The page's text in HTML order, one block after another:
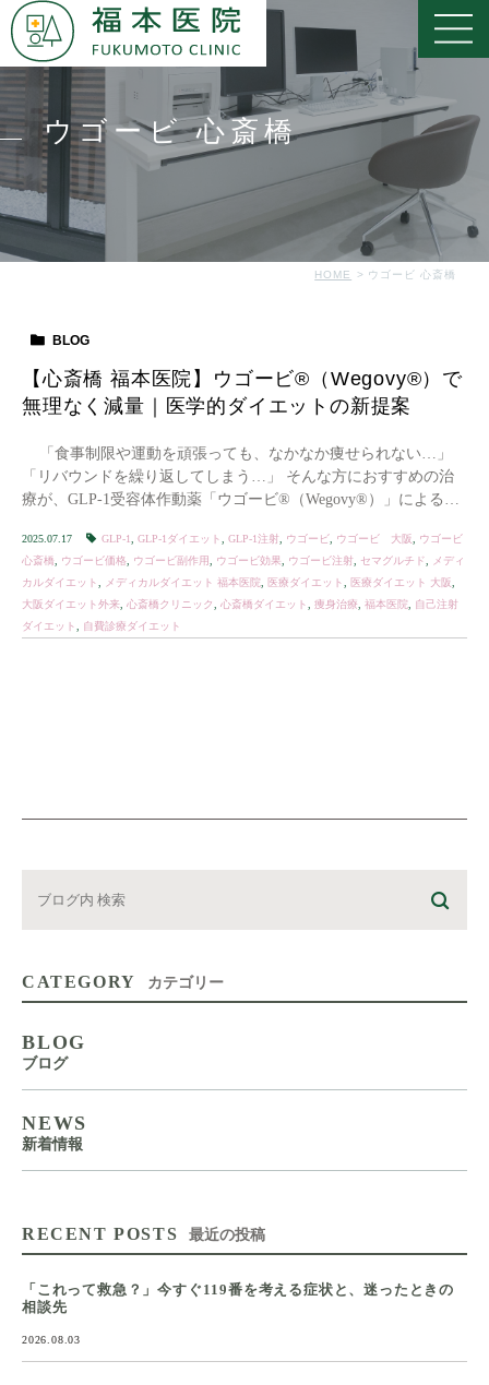
ウゴービ 心斎橋
HOME ウゴービ 心斎橋
BLOG
【心斎橋 福本医院】ウゴービ®（Wegovy®）で
無理なく減量｜医学的ダイエットの新提案
「食事制限や運動を頑張っても、なかなか痩せられない…」
「リバウンドを繰り返してしまう…」 そんな方におすすめの治
療が、GLP-1受容体作動薬「ウゴービ®（Wegovy®）」による医
2025.07.17 GLP-1 GLP-1ダイエット GLP-1注射 ウゴービ ウゴービ 大阪
ウゴービ
心斎橋
ウゴービ価格 ウゴービ副作用 ウゴービ効果 ウゴービ注射 セマグルチド
メディ
カルダイエット
メディカルダイエット 福本医院 医療ダイエット 医療ダイエット 大阪
大阪ダイエット外来 心斎橋クリニック 心斎橋ダイエット 痩身治療 福本医院
自己注射
ダイエット
自費診療ダイエット
CATEGORY カテゴリー
BLOG
ブログ
NEWS
新着情報
RECENT POSTS 最近の投稿
「これって救急？」今すぐ119番を考える症状と、迷ったときの
相談先
2026.08.03